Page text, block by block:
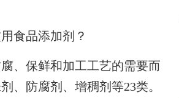
食品添加剂？
、保鲜和加工工艺的需要而
、防腐剂、增稠剂等23类。